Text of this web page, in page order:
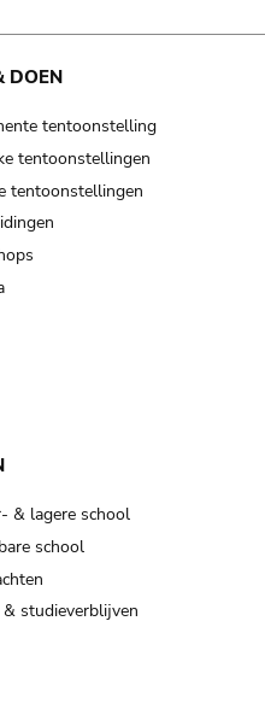
DOEN
tentoonstelling
tentoonstellingen
tentoonstellingen
& lagere school
school
studieverblijven